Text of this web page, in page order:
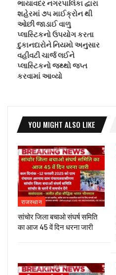
ભાયાવદર નગરપાલિકા દ્વારા
શહેરમાં ૭૫ માઈક્રોન થી
ઓછી જાડાઈ વાળુ
પ્લાસ્ટિકનો ઉપયોગ કરતા
દુકાનદારોને નિયમો અનુસાર
વહીવટી ચાર્જ લઈને
પ્લાસ્ટિકનો જથ્થો જપ્ત
કરવામાં આવ્યો
YOU MIGHT ALSO LIKE
राजस्थान
सांचोर जिला बचाओ संघर्ष समिति
का आज 45 वें दिन धरना जारी